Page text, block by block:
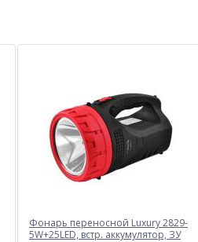
2.90
$2.70
Опт $
Vip: $1.15
Фонарь переносной Luxury 2829-
5W+25LED, встр. аккумулятор, ЗУ